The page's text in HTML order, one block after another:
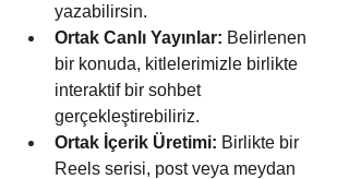
yazabilirsin.
Ortak Canlı Yayınlar: Belirlenen
bir konuda, kitlelerimizle birlikte
interaktif bir sohbet
gerçekleştirebiliriz.
Ortak İçerik Üretimi: Birlikte bir
Reels serisi, post veya meydan